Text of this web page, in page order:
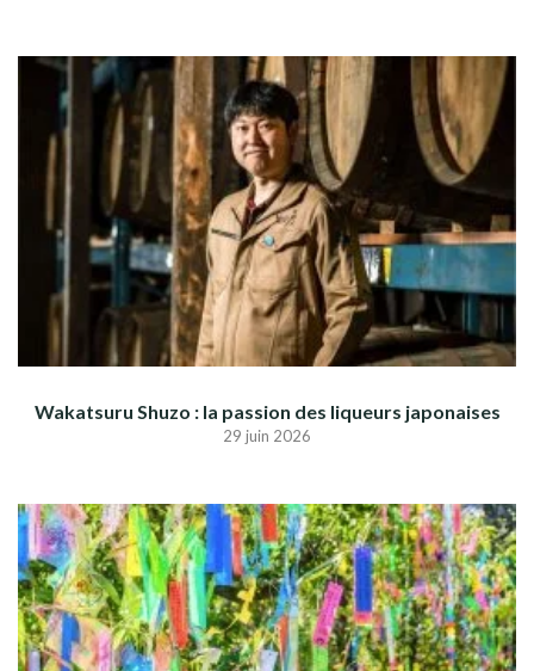
Wakatsuru Shuzo : la passion des liqueurs japonaises
29 juin 2026